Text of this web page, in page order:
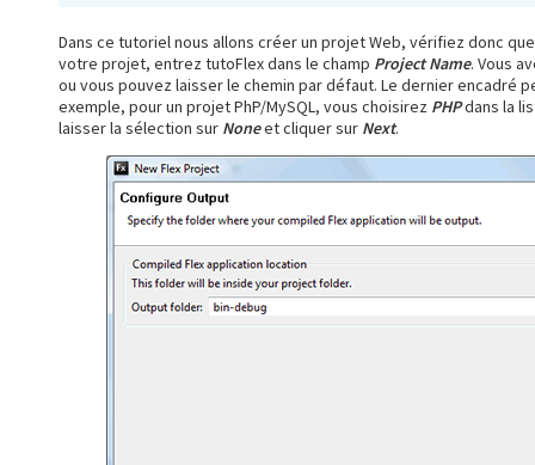
Dans ce tutoriel nous allons créer un projet Web, vérifiez donc
votre projet, entrez tutoFlex dans le champ Project Name. Vous
ou vous pouvez laisser le chemin par défaut. Le dernier encadré
exemple, pour un projet PhP/MySQL, vous choisirez PHPdans la
laisser la sélection sur Noneet cliquer sur Next.